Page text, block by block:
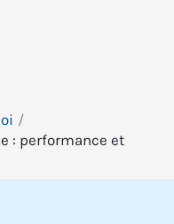
: performance et